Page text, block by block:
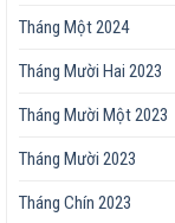
Tháng Một 2024
Tháng Mười Hai 2023
Tháng Mười Một 2023
Tháng Mười 2023
Tháng Chín 2023